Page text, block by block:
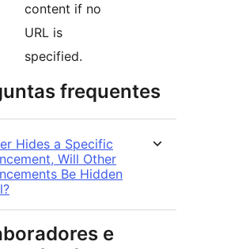
content if no
URL is
specified.
frequentes
Hides a Specific
Will Other
Be Hidden
e